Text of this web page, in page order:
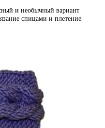
и необычный вариант
спицами и плетение.